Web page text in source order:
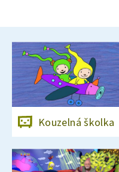
Kouzelná školka